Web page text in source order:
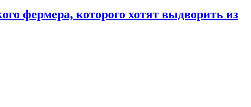
фермера, которого хотят выдворить из